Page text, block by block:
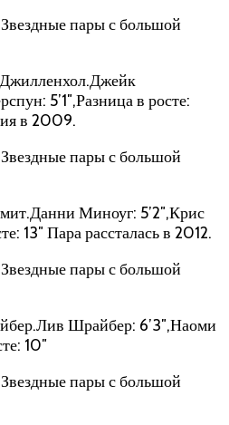
5’1″,Разница в росте:
в 2009.
Миноуг: 5’2″,Крис
13″ Пара рассталась в 2012.
Шрайбер: 6’3″,Наоми
10″